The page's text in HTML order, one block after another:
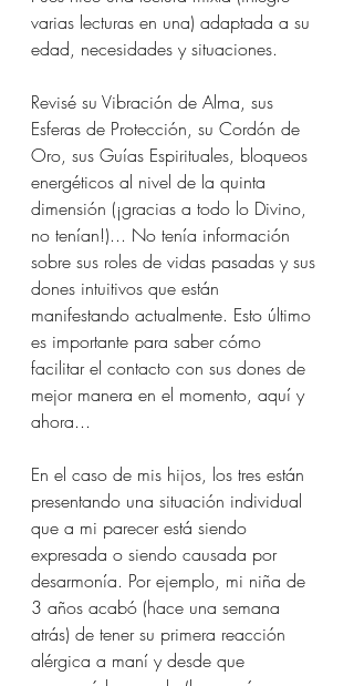
varias lecturas en una) adaptada a su
edad, necesidades y situaciones.
Revisé su Vibración de Alma, sus
Esferas de Protección, su Cordón de
Oro, sus Guías Espirituales, bloqueos
energéticos al nivel de la quinta
dimensión (¡gracias a todo lo Divino,
no tenían!)... No tenía información
sobre sus roles de vidas pasadas y sus
dones intuitivos que están
manifestando actualmente. Esto último
es importante para saber cómo
facilitar el contacto con sus dones de
mejor manera en el momento, aquí y
ahora...
En el caso de mis hijos, los tres están
presentando una situación individual
que a mi parecer está siendo
expresada o siendo causada por
desarmonía. Por ejemplo, mi niña de
3 años acabó (hace una semana
atrás) de tener su primera reacción
alérgica a maní y desde que